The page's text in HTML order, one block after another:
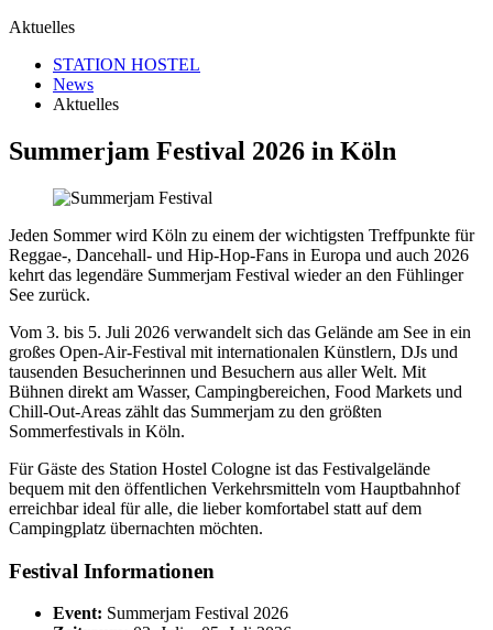
Aktuelles
STATION HOSTEL
News
Aktuelles
Summerjam Festival 2026 in Köln
Jeden Sommer wird Köln zu einem der wichtigsten Treffpunkte für
Reggae-, Dancehall- und Hip-Hop-Fans in Europa und auch 2026
kehrt das legendäre Summerjam Festival wieder an den Fühlinger
See zurück.
Vom 3. bis 5. Juli 2026 verwandelt sich das Gelände am See in ein
großes Open-Air-Festival mit internationalen Künstlern, DJs und
tausenden Besucherinnen und Besuchern aus aller Welt. Mit
Bühnen direkt am Wasser, Campingbereichen, Food Markets und
Chill-Out-Areas zählt das Summerjam zu den größten
Sommerfestivals in Köln.
Für Gäste des Station Hostel Cologne ist das Festivalgelände
bequem mit den öffentlichen Verkehrsmitteln vom Hauptbahnhof
erreichbar ideal für alle, die lieber komfortabel statt auf dem
Campingplatz übernachten möchten.
Festival Informationen
Event: Summerjam Festival 2026